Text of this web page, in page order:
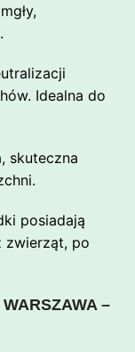
Idealna do
skuteczna
posiadają
zwierząt, po
–